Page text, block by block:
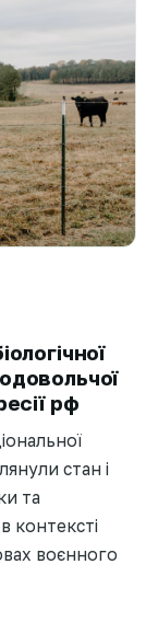
рф
стан і
та
контексті
воєнного